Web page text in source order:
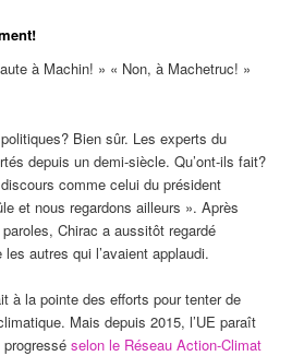
à Machin! » « Non, à Machetruc! »
Bien sûr. Les experts du
depuis un demi-siècle. Qu’ont-ils fait?
comme celui du président
et nous regardons ailleurs ». Après
Chirac a aussitôt regardé
autres qui l’avaient applaudi.
à la pointe des efforts pour tenter de
Mais depuis 2015, l’UE paraît
progresséselon le Réseau Action-Climat